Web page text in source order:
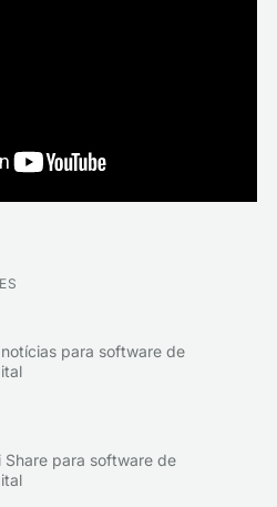
para software de
Share para software de